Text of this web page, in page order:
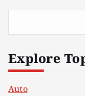
Explore
Auto